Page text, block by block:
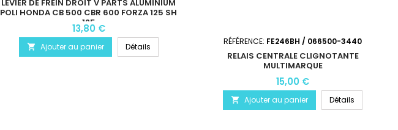
LEVIER DE FREIN DROIT V PARTS ALUMINIUM
POLI HONDA CB 500 CBR 600 FORZA 125 SH
125
13,80 €
 Ajouter au panier Détails
RÉFÉRENCE: FE246BH / 066500-3440
RELAIS CENTRALE CLIGNOTANTE
MULTIMARQUE
15,00 €
 Ajouter au panier Détails